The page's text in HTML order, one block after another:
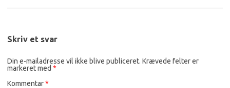
Skriv et svar
Din e-mailadresse vil ikke blive publiceret. Krævede felter er
markeret med *
Kommentar*